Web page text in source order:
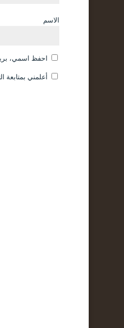
الاسم
احفظ اسمي،
أعلمني بمتابعة